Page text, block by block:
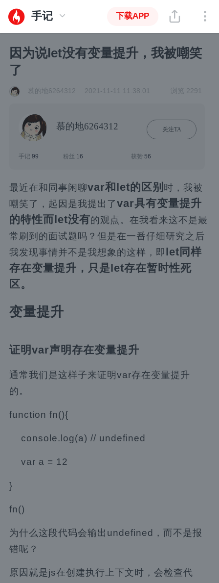
手记 下载APP
因为说let没有变量提升，我被嘲笑
了
慕的地6264312 2021-11-11 11:38:01 浏览 2291
慕的地6264312 关注TA
手记99 粉丝 16 获赞 56
最近在和同事闲聊var和let的区别 时，我被
嘲笑了，起因是我提出了var具有变量提升
的特性而let没有的观点。在我看来这不是最
常刷到的面试题吗？但是在一番仔细研究之后
我发现事情并不是我想象的这样，即 let同样
存在变量提升，只是let存在暂时性死
区。
变量提升
证明var声明存在变量提升
通常我们是这样子来证明var存在变量提升
的。
function fn(){
console.log(a) // undefined
var a = 12
}
fn()
为什么这段代码会输出undefined，而不是报
错呢？
原因就是js在创建执行上下文时，会检查代